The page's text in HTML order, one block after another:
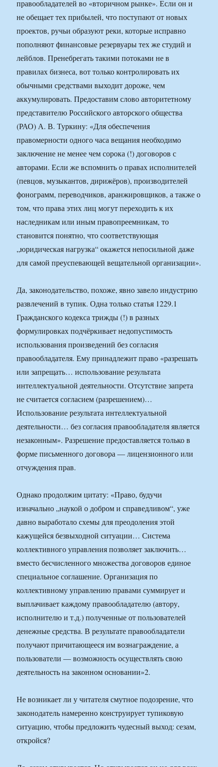
правообладателей во «вторичном рынке». Если он и
не обещает тех прибылей, что поступают от новых
проектов, ручьи образуют реки, которые исправно
пополняют финансовые резервуары тех же студий и
лейблов. Пренебрегать такими потоками не в
правилах бизнеса, вот только контролировать их
обычными средствами выходит дороже, чем
аккумулировать. Предоставим слово авторитетному
представителю Российского авторского общества
(РАО) А. В. Туркину: «Для обеспечения
правомерности одного часа вещания необходимо
заключение не менее чем сорока (!) договоров с
авторами. Если же вспомнить о правах исполнителей
(певцов, музыкантов, дирижёров), производителей
фонограмм, переводчиков, аранжировщиков, а также о
том, что права этих лиц могут переходить к их
наследникам или иным правопреемникам, то
становится понятно, что соответствующая
„юридическая нагрузка“ окажется непосильной даже
для самой преуспевающей вещательной организации».
Да, законодательство, похоже, явно завело индустрию
развлечений в тупик. Одна только статья 1229.1
Гражданского кодекса трижды (!) в разных
формулировках подчёркивает недопустимость
использования произведений без согласия
правообладателя. Ему принадлежит право «разрешать
или запрещать… использование результата
интеллектуальной деятельности. Отсутствие запрета
не считается согласием (разрешением)…
Использование результата интеллектуальной
деятельности… без согласия правообладателя является
незаконным». Разрешение предоставляется только в
форме письменного договора — лицензионного или
отчуждения прав.
Однако продолжим цитату: «Право, будучи
изначально „наукой о добром и справедливом“, уже
давно выработало схемы для преодоления этой
кажущейся безвыходной ситуации… Система
коллективного управления позволяет заключить…
вместо бесчисленного множества договоров единое
специальное соглашение. Организация по
коллективному управлению правами суммирует и
выплачивает каждому правообладателю (автору,
исполнителю и т.д.) полученные от пользователей
денежные средства. В результате правообладатели
получают причитающееся им вознаграждение, а
пользователи — возможность осуществлять свою
деятельность на законном основании»2.
Не возникает ли у читателя смутное подозрение, что
законодатель намеренно конструирует тупиковую
ситуацию, чтобы предложить чудесный выход: сезам,
откройся?